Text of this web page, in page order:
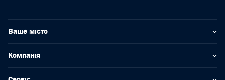
Ваше місто
Компанія